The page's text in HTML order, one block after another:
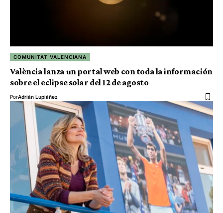
COMUNITAT VALENCIANA
València lanza un portal web con toda la información
sobre el eclipse solar del 12 de agosto
PorAdrián Lupiáñez